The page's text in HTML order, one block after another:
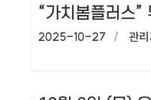
“가치봄플러스”
작성일:
2025-10-27 작성
관